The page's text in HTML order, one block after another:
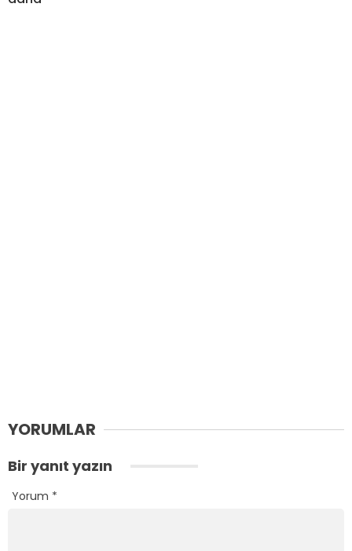
YORUMLAR
Bir yanıt yazın
Yorum *